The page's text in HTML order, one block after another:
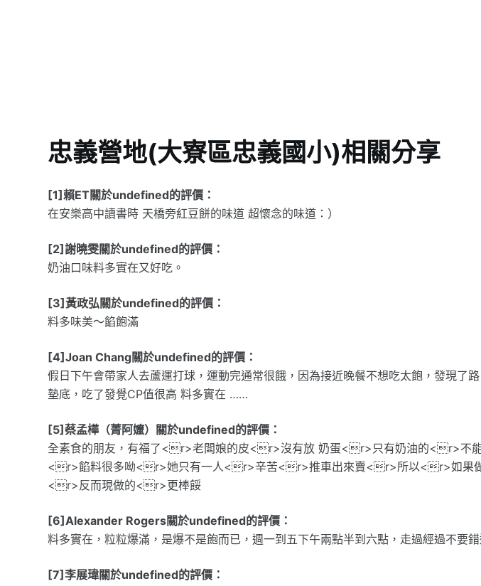
忠義營地(大寮區忠義國小)相關分享
[1]賴ET關於undefined的評價：
在安樂高中讀書時 天橋旁紅豆餅的味道 超懷念的味道：）
[2]謝曉雯關於undefined的評價：
奶油口味料多實在又好吃。
[3]黃政弘關於undefined的評價：
料多味美～餡飽滿
[4]Joan Chang關於undefined的評價：
假日下午會帶家人去蘆運打球，運動完通常很餓，因為接近晚餐不想吃太飽，發現了
墊底，吃了發覺CP值很高 料多實在 ……
[5]蔡孟樺（菁阿嬤）關於undefined的評價：
全素食的朋友，有福了<r>老闆娘的皮<r>沒有放 奶蛋<r>只有奶油的<r>不
<r>餡料很多呦<r>她只有一人<r>辛苦<r>推車出來賣<r>所以<r>如果
<r>反而現做的<r>更棒餒
[6]Alexander Rogers關於undefined的評價：
料多實在，粒粒爆滿，是爆不是飽而已，週一到五下午兩點半到六點，走過經過不要錯
[7]李展瑋關於undefined的評價：